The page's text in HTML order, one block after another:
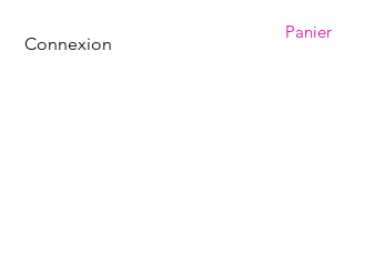
Panier
Connexion